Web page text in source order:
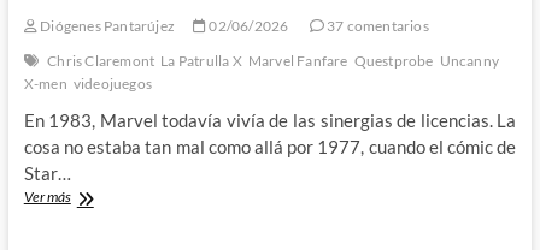
Diógenes Pantarújez 02/06/2026
37 comentarios
Chris Claremont La Patrulla X Marvel Fanfare Questprobe Uncanny
X-men videojuegos
En 1983, Marvel todavía vivía de las sinergias de licencias. La
cosa no estaba tan mal como allá por 1977, cuando el cómic de
Star…
Ver másQuestprobe